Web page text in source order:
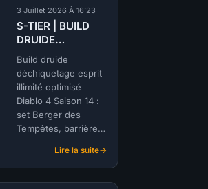
|
BUILD
SORCIERE
Mur
de
feu
stationnaire
(@Mekuna)
|
SAISON
3 Juillet 2026 À 16:23
S-TIER | BUILD
DRUIDE
Déchiquetage
esprit illimité
(@Screamheart) |
SAISON 14
Build druide
déchiquetage esprit
illimité optimisé
Diablo 4 Saison 14 :
set Berger des
Tempêtes, barrière
@Screamheart.
Lire la suite
:
S-
TIER